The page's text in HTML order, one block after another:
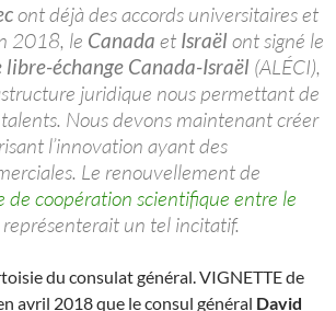
ont déjà des accords universitaires et
2018, le Canada et Israël ont signé le
libre-échange Canada-Israël (ALÉCI),
juridique nous permettant de
Nous devons maintenant créer
l’innovation ayant des
Le renouvellement de
coopération scientifique entre le
représenterait un tel incitatif.
du consulat général. VIGNETTE de
avril 2018 que le consul général David